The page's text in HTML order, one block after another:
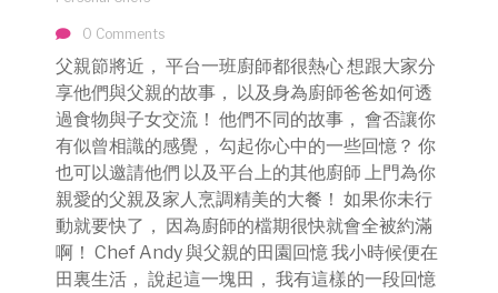
0 Comments
父親節將近， 平台一班廚師都很熱心 想跟大家分
享他們與父親的故事， 以及身為廚師爸爸如何透
過食物與子女交流！ 他們不同的故事， 會否讓你
有似曾相識的感覺， 勾起你心中的一些回憶？ 你
也可以邀請他們 以及平台上的其他廚師 上門為你
親愛的父親及家人烹調精美的大餐！ 如果你未行
動就要快了， 因為廚師的檔期很快就會全被約滿
啊！ Chef Andy 與父親的田園回憶 我小時候便在
田裏生活， 說起這一塊田， 我有這樣的一段回憶